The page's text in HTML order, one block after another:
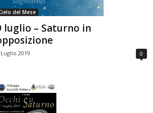
m
i
a
del Mese
luglio – Saturno in
2019 0